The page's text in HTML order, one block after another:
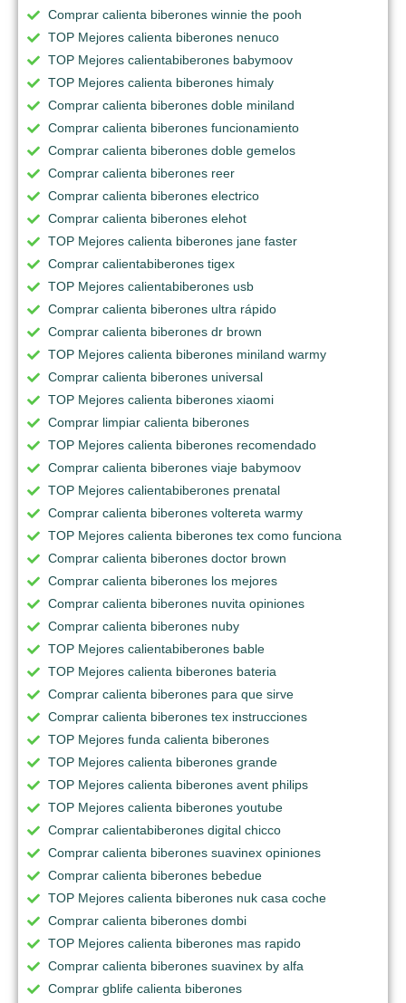
Comprar calienta biberones winnie the pooh
TOP Mejores calienta biberones nenuco
TOP Mejores calientabiberones babymoov
TOP Mejores calienta biberones himaly
Comprar calienta biberones doble miniland
Comprar calienta biberones funcionamiento
Comprar calienta biberones doble gemelos
Comprar calienta biberones reer
Comprar calienta biberones electrico
Comprar calienta biberones elehot
TOP Mejores calienta biberones jane faster
Comprar calientabiberones tigex
TOP Mejores calientabiberones usb
Comprar calienta biberones ultra rápido
Comprar calienta biberones dr brown
TOP Mejores calienta biberones miniland warmy
Comprar calienta biberones universal
TOP Mejores calienta biberones xiaomi
Comprar limpiar calienta biberones
TOP Mejores calienta biberones recomendado
Comprar calienta biberones viaje babymoov
TOP Mejores calientabiberones prenatal
Comprar calienta biberones voltereta warmy
TOP Mejores calienta biberones tex como funciona
Comprar calienta biberones doctor brown
Comprar calienta biberones los mejores
Comprar calienta biberones nuvita opiniones
Comprar calienta biberones nuby
TOP Mejores calientabiberones bable
TOP Mejores calienta biberones bateria
Comprar calienta biberones para que sirve
Comprar calienta biberones tex instrucciones
TOP Mejores funda calienta biberones
TOP Mejores calienta biberones grande
TOP Mejores calienta biberones avent philips
TOP Mejores calienta biberones youtube
Comprar calientabiberones digital chicco
Comprar calienta biberones suavinex opiniones
Comprar calienta biberones bebedue
TOP Mejores calienta biberones nuk casa coche
Comprar calienta biberones dombi
TOP Mejores calienta biberones mas rapido
Comprar calienta biberones suavinex by alfa
Comprar gblife calienta biberones